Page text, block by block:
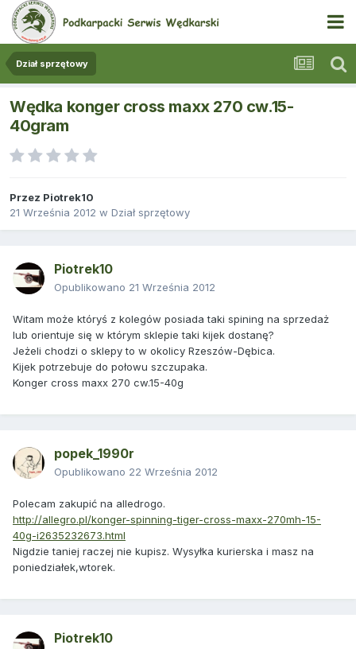
Dział sprzętowy
Wędka konger cross maxx 270 cw.15-
40gram
Przez Piotrek10
21 Września 2012 w Dział sprzętowy
Piotrek10
Opublikowano 21 Września 2012
Witam może któryś z kolegów posiada taki spining na sprzedaż
lub orientuje się w którym sklepie taki kijek dostanę?
Jeżeli chodzi o sklepy to w okolicy Rzeszów-Dębica.
Kijek potrzebuje do połowu szczupaka.
Konger cross maxx 270 cw.15-40g
popek_1990r
Opublikowano 22 Września 2012
Polecam zakupić na alledrogo.
http://allegro.pl/konger-spinning-tiger-cross-maxx-270mh-15-
40g-i2635232673.html
Nigdzie taniej raczej nie kupisz. Wysyłka kurierska i masz na
poniedziałek,wtorek.
Piotrek10